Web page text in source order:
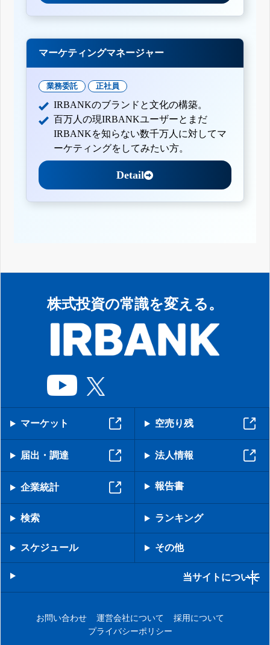
マーケティングマネージャー
業務委託 正社員
IRBANKのブランドと文化の構築。
百万人の現IRBANKユーザーとまだ
IRBANKを知らない数千万人に対してマ
ーケティングをしてみたい方。
Detail
株式投資の常識を変える。
マーケット 空売り残
届出・調達 法人情報
企業統計 報告書
検索 ランキング
スケジュール その他
当サイトについて
お問い合わせ 運営会社について
採用について
プライバシーポリシー